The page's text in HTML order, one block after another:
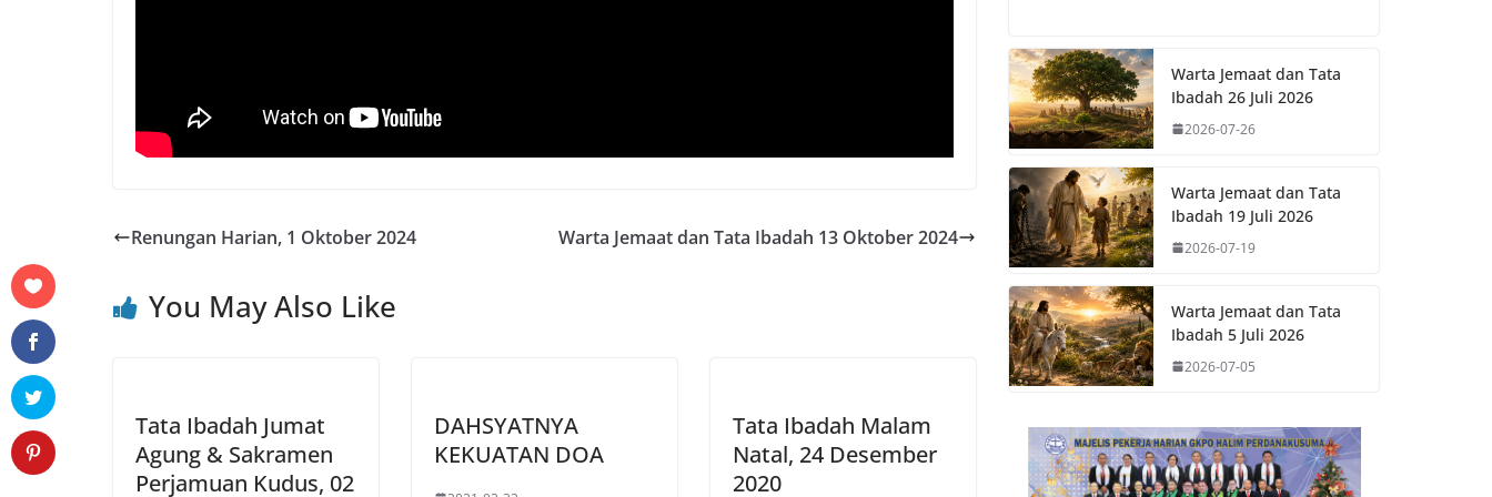
Renungan Harian, 1 Oktober 2024 Warta Jemaat dan Tata Ibadah 13 Oktober 2024
You May Also Like
Tata Ibadah Jumat
Agung & Sakramen
Perjamuan Kudus, 02
DAHSYATNYA
KEKUATAN DOA
Tata Ibadah Malam
Natal, 24 Desember
2020
Warta Jemaat dan Tata
Ibadah 26 Juli 2026
2026-07-26
Warta Jemaat dan Tata
Ibadah 19 Juli 2026
2026-07-19
Warta Jemaat dan Tata
Ibadah 5 Juli 2026
2026-07-05